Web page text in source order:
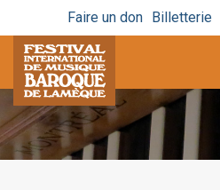
Faire un don Billetterie